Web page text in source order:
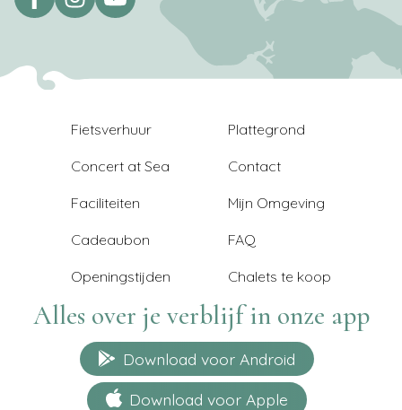
Fietsverhuur
Concert at Sea
Faciliteiten
Cadeaubon
Openingstijden
Plattegrond
Contact
Mijn Omgeving
FAQ
Chalets te koop
Alles over je verblijf in onze app
Download voor Android
Download voor Apple